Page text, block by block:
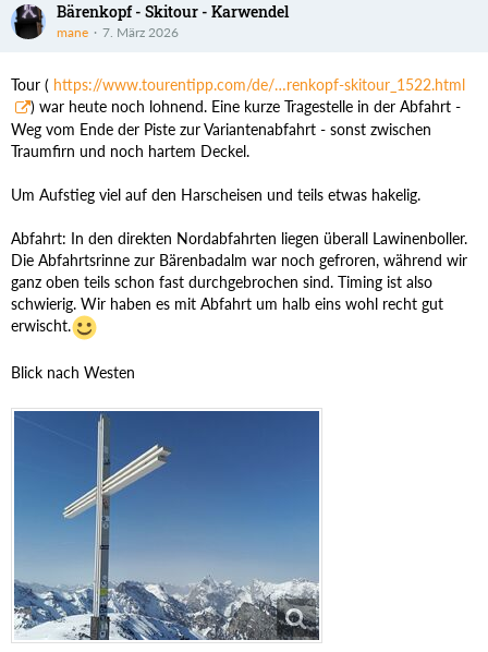
Bärenkopf - Skitour - Karwendel
mane 7. März 2026
Tour ( https://www.tourentipp.com/de/…renkopf-skitour_1522.html
) war heute noch lohnend. Eine kurze Tragestelle in der Abfahrt -
Weg vom Ende der Piste zur Variantenabfahrt - sonst zwischen
Traumfirn und noch hartem Deckel.
Um Aufstieg viel auf den Harscheisen und teils etwas hakelig.
Abfahrt: In den direkten Nordabfahrten liegen überall Lawinenboller.
Die Abfahrtsrinne zur Bärenbadalm war noch gefroren, während wir
ganz oben teils schon fast durchgebrochen sind. Timing ist also
schwierig. Wir haben es mit Abfahrt um halb eins wohl recht gut
erwischt.
Blick nach Westen